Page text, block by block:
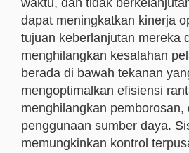
waktu, dan tidak
dapat meningkatkan kinerja
tujuan keberlanjutan mereka
menghilangkan kesalahan
berada di bawah tekanan
mengoptimalkan efisiensi
menghilangkan pemborosan,
penggunaan sumber daya.
memungkinkan kontrol